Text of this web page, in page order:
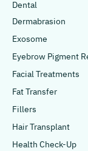
Dental
Dermabrasion
Exosome
Eyebrow Pigment
Facial Treatments
Fat Transfer
Fillers
Hair Transplant
Health Check-Up